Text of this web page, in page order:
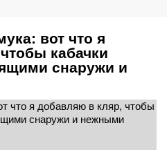
вот что я
кабачки
снаружи и